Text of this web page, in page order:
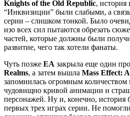
Knights of the Old Republic, история
“Инквизиции” были слабыми, а
серии – слишком тонкой. Было
изо всех сил пытаются обрезать
частей, которые должны были
развитие, чего так хотели фанаты.
Чуть позже EA закрыла еще один
Realms, а затем вышла Mass Effect:
запомнилась огромным количеством
чудовищно кривой анимации и
персонажей. Ну и, конечно, история
первых трех играх серии. Не